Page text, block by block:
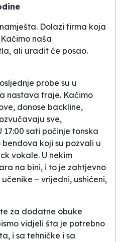
Dolazi firma koja
naša
ali uradit će posao.
probe su u
nastava traje. Kačimo
donose backline,
sve,
sati počinje tonska
koji su pozvali u
vokale. U nekim
na bini, i to je zahtjevno
– vrijedni, ushićeni,
za dodatne obuke
vidjeli šta je potrebno
i sa tehničke i sa